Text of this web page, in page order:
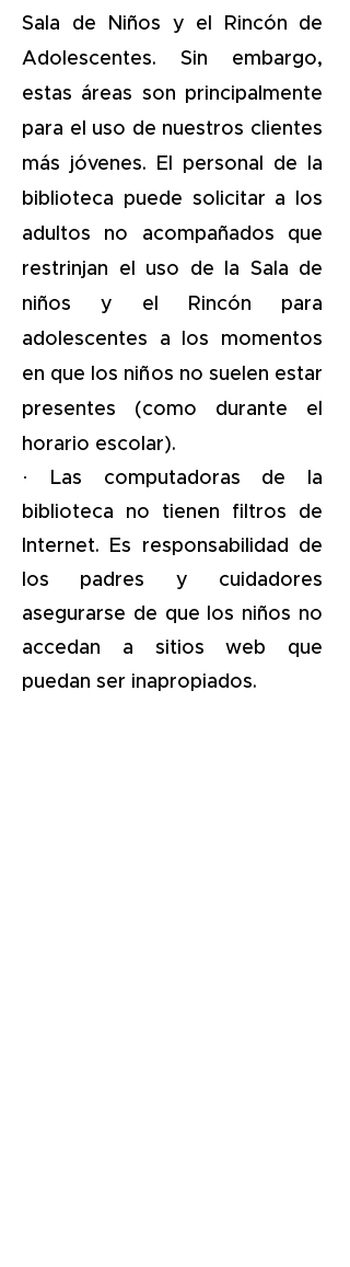
Sala de Niños y el Rincón de
Adolescentes. Sin embargo,
estas áreas son principalmente
para el uso de nuestros clientes
más jóvenes. El personal de la
biblioteca puede solicitar a los
adultos no acompañados que
restrinjan el uso de la Sala de
niños y el Rincón para
adolescentes a los momentos
en que los niños no suelen estar
presentes (como durante el
horario escolar).
· Las computadoras de la
biblioteca no tienen filtros de
Internet. Es responsabilidad de
los padres y cuidadores
asegurarse de que los niños no
accedan a sitios web que
puedan ser inapropiados.